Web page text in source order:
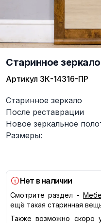
Старинное
Артикул ЗК-14316-ПР
Описание
Старинное зеркало
После реставрации
Новое зеркальное
Размеры:
Нет в наличии
Смотрите раздел -
ещё такая старинная
Также возможно скоро